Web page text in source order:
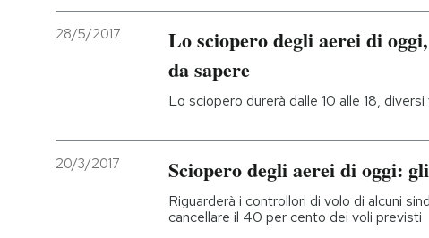
Entra
28/5/2017
Lo sciopero degli aerei di
da sapere
Lo sciopero durerà dalle 10 alle 18,
20/3/2017 Sciopero degli aerei di oggi:
Riguarderà i controllori di volo di alcuni
cancellare il 40 per cento dei voli previsti